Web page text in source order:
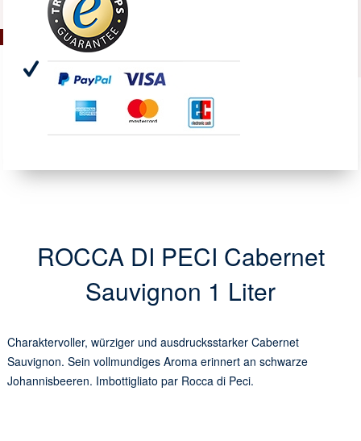
ROCCA DI PECI Cabernet
Sauvignon 1 Liter
Charaktervoller, würziger und ausdrucksstarker Cabernet
Sauvignon. Sein vollmundiges Aroma erinnert an schwarze
Johannisbeeren. Imbottigliato par Rocca di Peci.